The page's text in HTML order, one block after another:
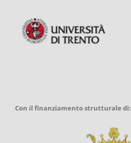
Con il finanziamento strutturale di: